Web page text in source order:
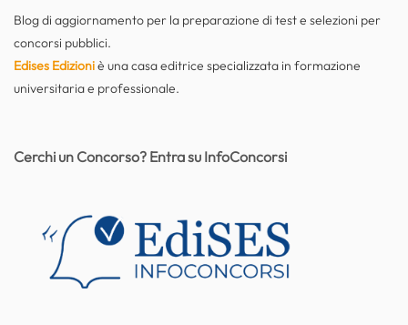
Blog di aggiornamento per la preparazione di test e selezioni per
concorsi pubblici.
Edises Edizioniè una casa editrice specializzata in formazione
universitaria e professionale.
Cerchi un Concorso? Entra su InfoConcorsi